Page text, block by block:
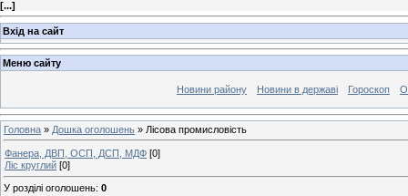
[...]
Вхід на сайт
Меню сайту
Новини району Новини в державі Гороскоп
Головна » Дошка оголошень » Лісова промисловість
Фанера, ДВП, ОСП, ДСП, МДФ [0]
Ліс круглий [0]
У розділі оголошень: 0